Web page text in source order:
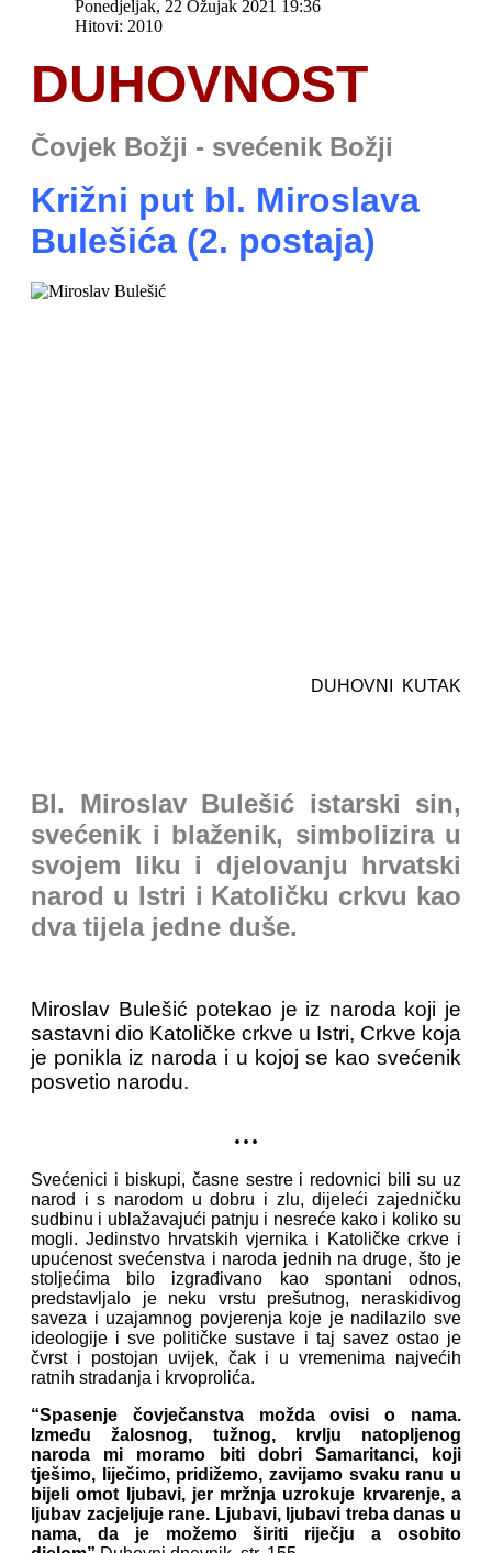
Ponedjeljak, 22 Ožujak 2021 19:36
Hitovi: 2010
DUHOVNOST
Čovjek Božji - svećenik Božji
Križni put bl. Miroslava
Bulešića (2. postaja)
DUHOVNI KUTAK
Bl. Miroslav Bulešić istarski sin,
svećenik i blaženik, simbolizira u
svojem liku i djelovanju hrvatski
narod u Istri i Katoličku crkvu kao
dva tijela jedne duše.
Miroslav Bulešić potekao je iz naroda koji je
sastavni dio Katoličke crkve u Istri, Crkve koja
je ponikla iz naroda i u kojoj se kao svećenik
posvetio narodu.
...
Svećenici i biskupi, časne sestre i redovnici bili su uz
narod i s narodom u dobru i zlu, dijeleći zajedničku
sudbinu i ublažavajući patnju i nesreće kako i koliko su
mogli. Jedinstvo hrvatskih vjernika i Katoličke crkve i
upućenost svećenstva i naroda jednih na druge, što je
stoljećima bilo izgrađivano kao spontani odnos,
predstavljalo je neku vrstu prešutnog, neraskidivog
saveza i uzajamnog povjerenja koje je nadilazilo sve
ideologije i sve političke sustave i taj savez ostao je
čvrst i postojan uvijek, čak i u vremenima najvećih
ratnih stradanja i krvoprolića.
“Spasenje čovječanstva možda ovisi o nama.
Između žalosnog, tužnog, krvlju natopljenog
naroda mi moramo biti dobri Samaritanci, koji
tješimo, liječimo, pridižemo, zavijamo svaku ranu u
bijeli omot ljubavi, jer mržnja uzrokuje krvarenje, a
ljubav zacjeljuje rane. Ljubavi, ljubavi treba danas u
nama, da je možemo širiti riječju a osobito